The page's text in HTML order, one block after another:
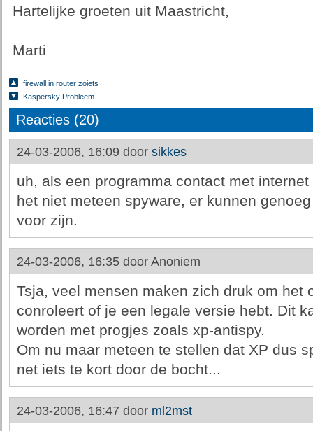
Hartelijke groeten uit Maastricht,
Marti
firewall in router zoiets
Kaspersky Probleem
Reacties (20)
24-03-2006, 16:09 door sikkes
uh, als een programma contact met
het niet meteen spyware, er kunnen
voor zijn.
24-03-2006, 16:35 door Anoniem
Tsja, veel mensen maken zich druk om het
conroleert of je een legale versie hebt. Dit
worden met progjes zoals xp-antispy.
Om nu maar meteen te stellen dat XP dus
net iets te kort door de bocht...
24-03-2006, 16:47 door ml2mst